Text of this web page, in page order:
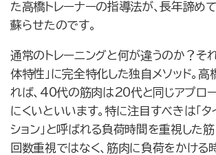
た高橋トレーナーの指導法が、長年諦め
蘇らせたのです。
通常のトレーニングと何が違うのか？そ
体特性」に完全特化した独自メソッド。高
れば、40代の筋肉は20代と同じアプロ
にくいといいます。特に注目すべきは「タ
ション」と呼ばれる負荷時間を重視した筋
回数重視ではなく、筋肉に負荷をかける